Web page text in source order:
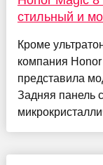
стильный и
Кроме
компания
представила
Задняя панель